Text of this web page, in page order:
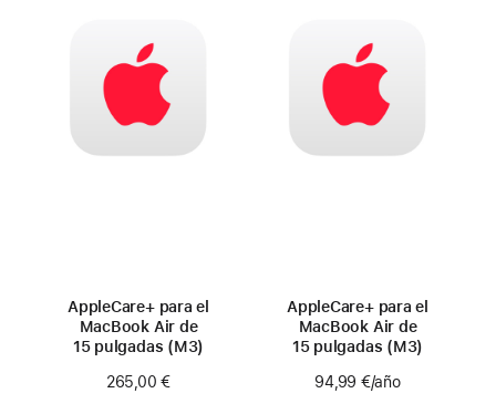
AppleCare+ para el
MacBook Air de
15 pulgadas (M3)
265,00 €
AppleCare+ para el
MacBook Air de
15 pulgadas (M3)
94,99 €/año